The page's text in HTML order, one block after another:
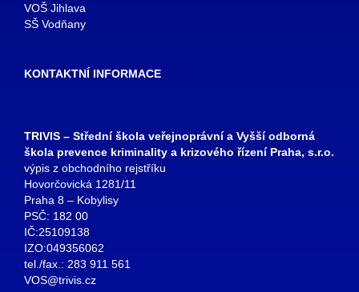
VOŠ Jihlava
SŠ Vodňany
KONTAKTNÍ INFORMACE
TRIVIS – Střední škola veřejnoprávní a Vyšší odborná
škola prevence kriminality a krizového řízení Praha, s.r.o.
výpis z obchodního rejstříku
Hovorčovická 1281/11
Praha 8 – Kobylisy
PSČ: 182 00
IČ:25109138
IZO:049356062
tel./fax.: 283 911 561
VOS@trivis.cz